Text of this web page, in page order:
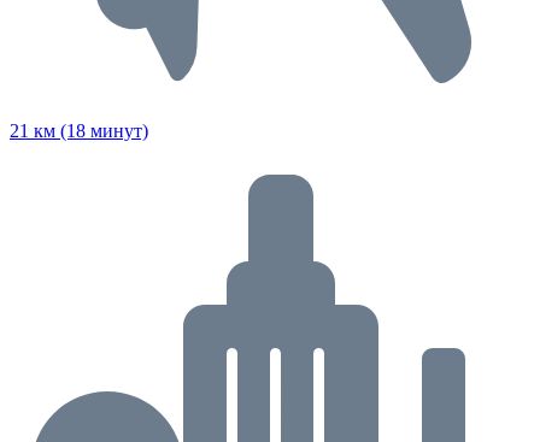
21 км (18 минут)